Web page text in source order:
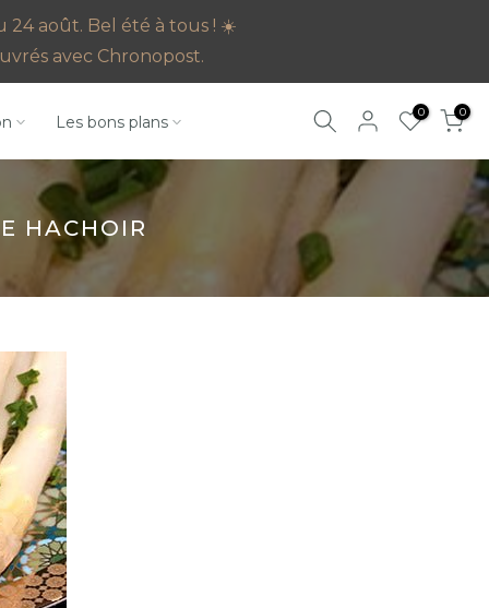
24 août. Bel été à tous ! ☀️
avec Chronopost.
Les bons plans 0 0
HACHOIR